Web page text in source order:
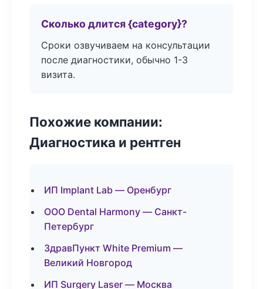
Сколько длится {category}?
Сроки озвучиваем на консультации
после диагностики, обычно 1-3
визита.
Похожие компании:
Диагностика и рентген
ИП Implant Lab — Оренбург
ООО Dental Harmony — Санкт-
Петербург
ЗдравПункт White Premium —
Великий Новгород
ИП Surgery Laser — Москва